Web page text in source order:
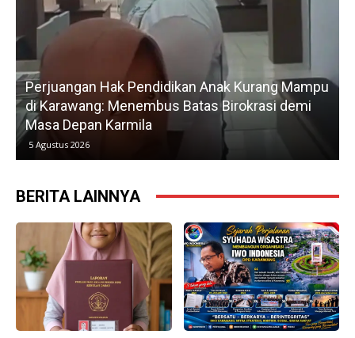
Perjuangan Hak Pendidikan Anak Kurang Mampu
di Karawang: Menembus Batas Birokrasi demi
Masa Depan Karmila
5 Agustus 2026
BERITA LAINNYA